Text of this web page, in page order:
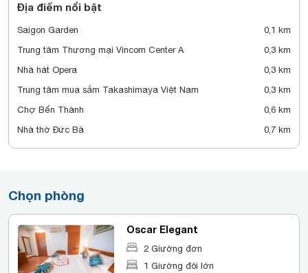
Địa điểm nổi bật
Saigon Garden
0,1 km
Trung tâm Thương mại Vincom Center A
0,3 km
Nhà hát Opera
0,3 km
Trung tâm mua sắm Takashimaya Việt Nam
0,3 km
Chợ Bến Thành
0,6 km
Nhà thờ Đức Bà
0,7 km
Chọn phòng
Oscar Elegant
2 Giường đơn
1 Giường đôi lớn